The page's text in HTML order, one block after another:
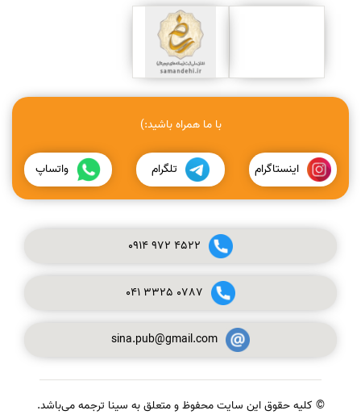
با ما همراه باشید:)
اینستاگرام تلگرام واتساپ
0914972 4522
041 3325 0787
sina.pub@gmail.com
© کلیه حقوق این سایت محفوظ و متعلق به سینا ترجمه می‌باشد.